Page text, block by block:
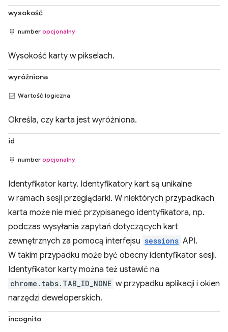
wysokość
number opcjonalny
Wysokość karty w pikselach.
wyróżniona
Wartość logiczna
Określa, czy karta jest wyróżniona.
id
number opcjonalny
Identyfikator karty. Identyfikatory kart są unikalne
w ramach sesji przeglądarki. W niektórych przypadkach
karta może nie mieć przypisanego identyfikatora, np.
podczas wysyłania zapytań dotyczących kart
zewnętrznych za pomocą interfejsu sessions API.
W takim przypadku może być obecny identyfikator sesji.
Identyfikator karty można też ustawić na
chrome.tabs.TAB_ID_NONE w przypadku aplikacji i okien
narzędzi deweloperskich.
incognito